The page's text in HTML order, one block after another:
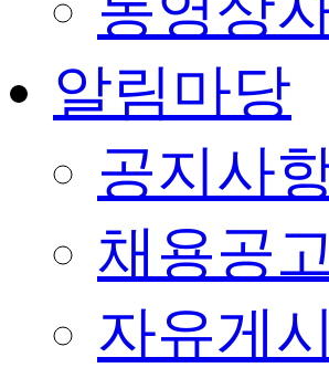
알림마당
공지사
채용공
자유게